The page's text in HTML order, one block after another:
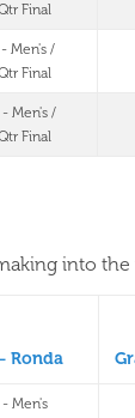
Final
Men's /
Final
Men's /
Final
into
Ronda
Men's